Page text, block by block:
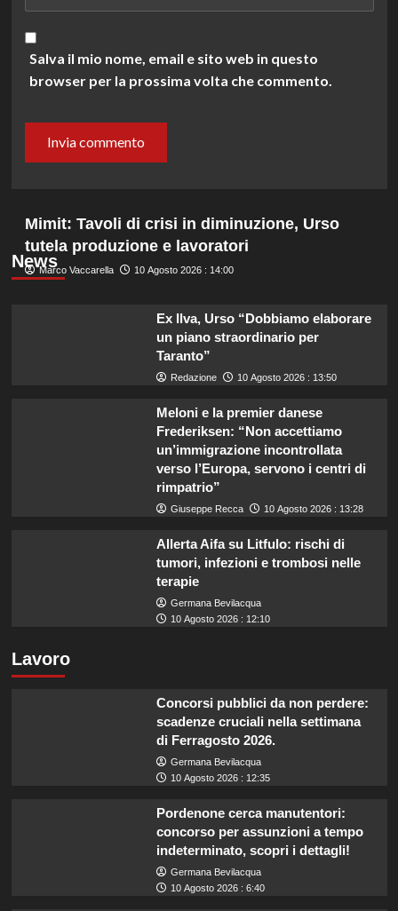
Salva il mio nome, email e sito web in questo
browser per la prossima volta che commento.
News
Mimit: Tavoli di crisi in diminuzione, Urso
tutela produzione e lavoratori
Marco Vaccarella 10 Agosto 2026 : 14:00
Ex Ilva, Urso “Dobbiamo elaborare
un piano straordinario per
Taranto”
Redazione 10 Agosto 2026 : 13:50
Meloni e la premier danese
Frederiksen: “Non accettiamo
un’immigrazione incontrollata
verso l’Europa, servono i centri di
rimpatrio”
Giuseppe Recca 10 Agosto 2026 : 13:28
Allerta Aifa su Litfulo: rischi di
tumori, infezioni e trombosi nelle
terapie
Germana Bevilacqua
10 Agosto 2026 : 12:10
Lavoro
Concorsi pubblici da non perdere:
scadenze cruciali nella settimana
di Ferragosto 2026.
Germana Bevilacqua
10 Agosto 2026 : 12:35
Pordenone cerca manutentori:
concorso per assunzioni a tempo
indeterminato, scopri i dettagli!
Germana Bevilacqua
10 Agosto 2026 : 6:40